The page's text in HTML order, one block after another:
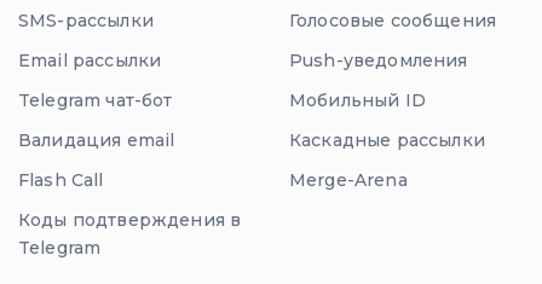
SMS-рассылки
Email рассылки
Telegram чат-бот
Валидация email
Flash Call
Коды подтверждения в
Telegram
Голосовые сообщения
Push-уведомления
Мобильный ID
Каскадные рассылки
Merge-Arena